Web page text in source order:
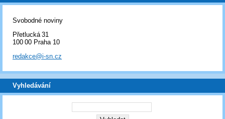
Svobodné noviny
Přetlucká 31
100 00 Praha 10
redakce@i-sn.cz
Vyhledávání